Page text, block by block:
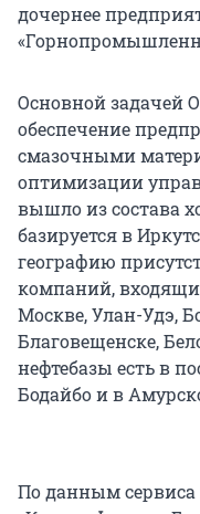
дочернее
Основной задачей
обеспечение
смазочными
оптимизации
вышло из состава
базируется в
географию
компаний,
Москве, Улан-Удэ,
Благовещенске,
нефтебазы есть в
Бодайбо и в
По данным сервиса